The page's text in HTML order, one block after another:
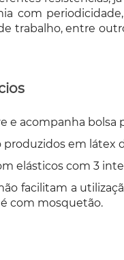
com
trabalho, entre
e acompanha bolsa
produzidos em látex
elásticos com 3
facilitam a
com mosquetão.